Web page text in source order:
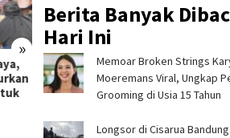
»
Patra Niaga RJBB
Kesiapsiagaan
Sejak Dini melalui
PANAH KESATRIA
Silaturahmi ke
Hikmah,
Tasikmalaya
Berita Banyak
Hari Ini
Memoar Broken Strings
Moeremans Viral, Ungkap
Grooming di Usia 15 Tahun
Longsor di Cisarua